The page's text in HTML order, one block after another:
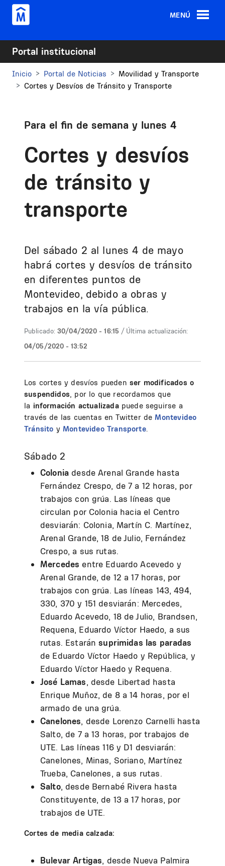
Pasar al contenido principal
MENÚ
Portal institucional
Inicio Portal de Noticias
Movilidad y Transporte
Cortes y Desvíos de Tránsito y Transporte
Para el fin de semana y lunes 4
Cortes y desvíos
de tránsito y
transporte
Del sábado 2 al lunes 4 de mayo
habrá cortes y desvíos de tránsito
en diferentes puntos de
Montevideo, debido a obras y
trabajos en la vía pública.
Publicado: 30/04/2020 - 16:15 / Última actualización:
04/05/2020 - 13:52
Los cortes y desvíos puedenser modificados o
suspendidos, por lo que recordamos que
la información actualizada puede seguirse a
través de las cuentas en Twitter deMontevideo
Tránsito y Montevideo Transporte.
Sábado 2
Colonia desde Arenal Grande hasta
Fernández Crespo, de 7 a 12 horas, por
trabajos con grúa. Las líneas que
circulan por Colonia hacia el Centro
desviarán: Colonia, Martín C. Martínez,
Arenal Grande, 18 de Julio, Fernández
Crespo, a sus rutas.
Mercedes entre Eduardo Acevedo y
Arenal Grande, de 12 a 17 horas, por
trabajos con grúa. Las líneas 143, 494,
330, 370 y 151 desviarán: Mercedes,
Eduardo Acevedo, 18 de Julio, Brandsen,
Requena, Eduardo Víctor Haedo, a sus
rutas. Estaránsuprimidas las paradas
de Eduardo Víctor Haedo y República, y
Eduardo Víctor Haedo y Requena.
José Lamas, desde Libertad hasta
Enrique Muñoz, de 8 a 14 horas, por el
armado de una grúa.
Canelones, desde Lorenzo Carnelli hasta
Salto, de 7 a 13 horas, por trabajos de
UTE. Las líneas 116 y D1 desviarán:
Canelones, Minas, Soriano, Martínez
Trueba, Canelones, a sus rutas.
Salto, desde Bernabé Rivera hasta
Constituyente, de 13 a 17 horas, por
trabajos de UTE.
Cortes de media calzada:
Bulevar Artigas, desde Nueva Palmira